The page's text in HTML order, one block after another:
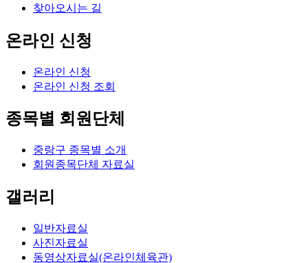
찾아오시는 길
온라인 신청
온라인 신청
온라인 신청 조회
종목별 회원단체
중랑구 종목별 소개
회원종목단체 자료실
갤러리
일반자료실
사진자료실
동영상자료실(온라인체육관)